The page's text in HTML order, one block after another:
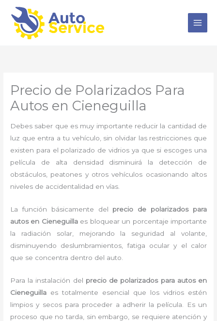
contenido
Precio de Polarizados Para
Autos en Cieneguilla
Debes saber que es muy importante reducir la cantidad de
luz que entra a tu vehículo, sin olvidar las restricciones que
existen para el polarizado de vidrios ya que si escoges una
película de alta densidad disminuirá la detección de
obstáculos, peatones y otros vehículos ocasionando altos
niveles de accidentalidad en vías.
La función básicamente del precio de polarizados para
autos en Cieneguilla es bloquear un porcentaje importante
la radiación solar, mejorando la seguridad al volante,
disminuyendo deslumbramientos, fatiga ocular y el calor
que se concentra dentro del auto.
Para la instalación del precio de polarizados para autosen
Cieneguilla es totalmente
esencial que los vidrios estén
limpios y secos para proceder a adherir la película. Es un
proceso que no tarda, sin embargo, se requiere atención y